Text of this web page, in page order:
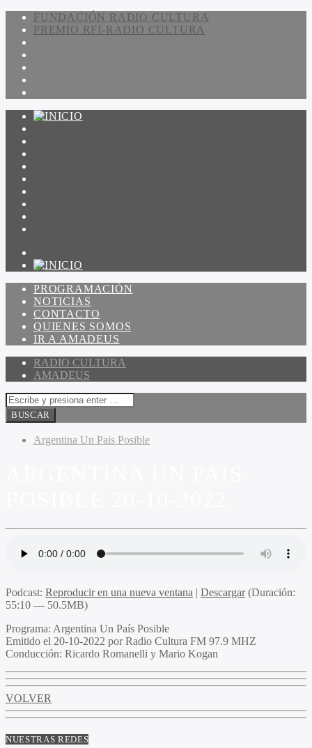
FUNDACIÓN RADIO CULTURA
PREMIO RFI-RADIO CULTURA
PROGRAMACIÓN
NOTICIAS
CONTACTO
QUIENES SOMOS
IR A AMADEUS
RADIO CULTURA
AMADEUS
Argentina Un Pais Posible
Podcast: Reproducir en una nueva ventana | Descargar(Duración:
55:10 — 50.5MB)
Programa: Argentina Un País Posible
Emitido el 20-10-2022 por Radio Cultura FM 97.9 MHZ
Conducción: Ricardo Romanelli y Mario Kogan
VOLVER
NUESTRAS REDES